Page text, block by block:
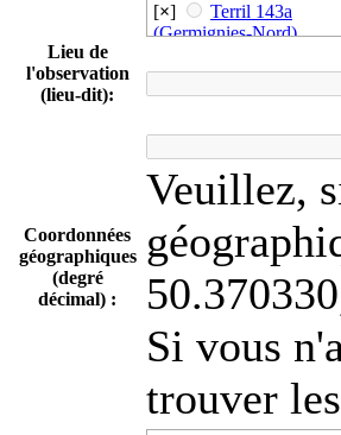
[×]
Terril 143a
(Germignies-Nord)
(Audiffret)
[×]
Terril 16 (1 de
(Sabatier Nord)
[×]
Terril 2-3 (Pays
Terril 33 (La
[×]
Terril 37 (8
[×
Terril 74 (Loos-
Gohelle)
[× ]
Terril 75
(Pinchonvalles)
[×]
Terril 83 100 230
[×]
Terril 85 (3 Est de
Lieu de
l'observation
(lieu-dit):
Coordonnées
géographiques
(degré
décimal) :
Veuillez,
Si vous
trouver